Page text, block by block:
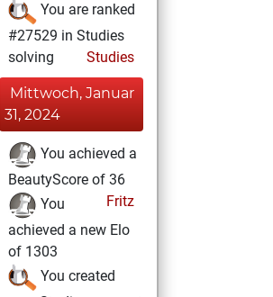
You are ranked
#27529 in Studies
solving
Studies
Mittwoch, Januar
31, 2024
You achieved a
BeautyScore of 36
Fritz
You
achieved a new Elo
of 1303
You created